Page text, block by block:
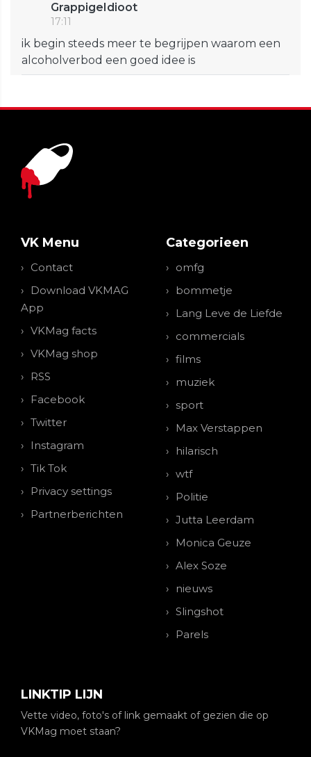
GrappigeIdioot
17:11
ik begin steeds meer te begrijpen waarom een
alcoholverbod een goed idee is
VK Menu
Contact
Download VKMAG
App
VKMag facts
VKMag shop
RSS
Facebook
Twitter
Instagram
Tik Tok
Privacy settings
Partnerberichten
Categorieen
omfg
bommetje
Lang Leve de Liefde
commercials
films
muziek
sport
Max Verstappen
hilarisch
wtf
Politie
Jutta Leerdam
Monica Geuze
Alex Soze
nieuws
Slingshot
Parels
LINKTIP LIJN
Vette video, foto's of link gemaakt of gezien die op
VKMag moet staan?